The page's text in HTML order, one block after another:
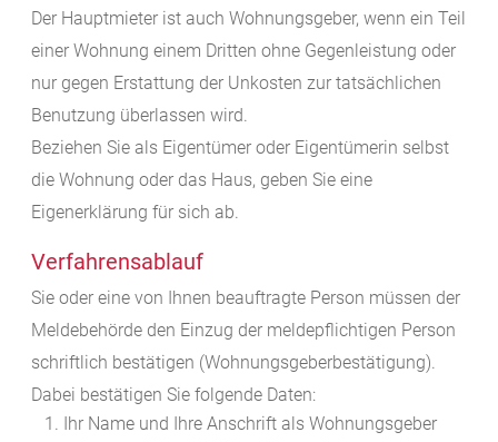
Der Hauptmieter ist auch Wohnungsgeber, wenn ein Teil
einer Wohnung einem Dritten ohne Gegenleistung oder
nur gegen Erstattung der Unkosten zur tatsächlichen
Benutzung überlassen wird.
Beziehen Sie als Eigentümer oder Eigentümerin selbst
die Wohnung oder das Haus, geben Sie eine
Eigenerklärung für sich ab.
Verfahrensablauf
Sie oder eine von Ihnen beauftragte Person müssen der
Meldebehörde den Einzug der meldepflichtigen Person
schriftlich bestätigen (Wohnungsgeberbestätigung).
Dabei bestätigen Sie folgende Daten:
Ihr Name und Ihre Anschrift als Wohnungsgeber